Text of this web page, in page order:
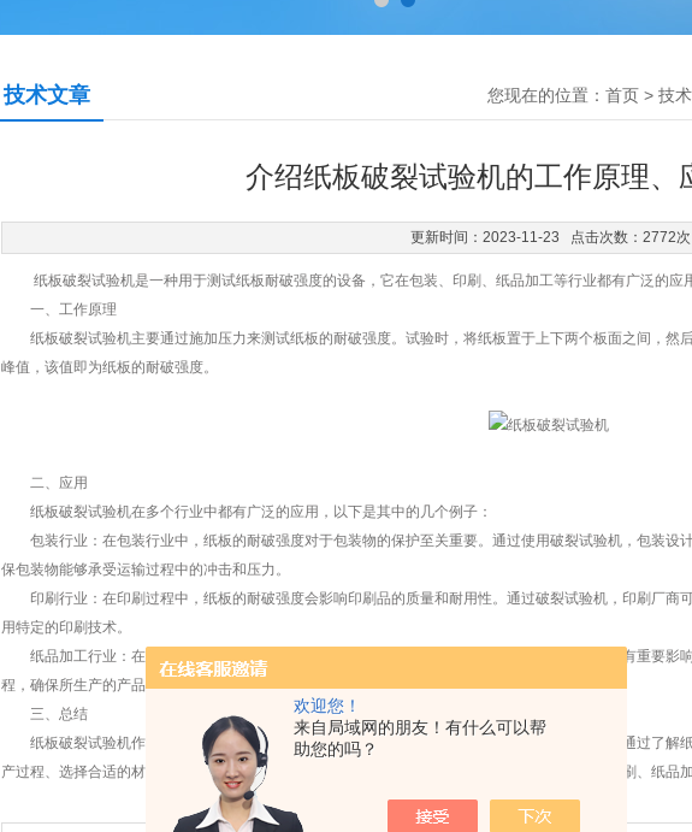
欢迎您！
来自局域网的朋友！有什么可以帮
助您的吗？
技术文章 您现在的位置： 首页 > 技
介绍纸板破裂试验机的工作原理、
更新时间：2023-11-23 点击次数：2772次
纸板破裂试验机是一种用于测试纸板耐破强度的设备，它在包装、印刷、纸品加工等行业都有广泛的应
一、工作原理
纸板破裂试验机主要通过施加压力来测试纸板的耐破强度。试验时，将纸板置于上下两个板面之间，然
峰值，该值即为纸板的耐破强度。
二、应用
纸板破裂试验机在多个行业中都有广泛的应用，以下是其中的几个例子：
包装行业：在包装行业中，纸板的耐破强度对于包装物的保护至关重要。通过使用破裂试验机，包装设
保包装物能够承受运输过程中的冲击和压力。
印刷行业：在印刷过程中，纸板的耐破强度会影响印刷品的质量和耐用性。通过破裂试验机，印刷厂商
用特定的印刷技术。
纸品加工行业：在制作纸制品如纸箱、纸袋等时，纸板的耐破强度对于产品的质量和耐用性具有重要影
程，确保所生产的产品符合客户的要求。
三、总结
纸板破裂试验机作为一种重要的测试设备，在包装、印刷、纸品加工等行业都有广泛的应用。通过了解
产过程、选择合适的材料和设计，并确保所生产的产品符合客户的要求。因此，对于从事包装、印刷、纸品